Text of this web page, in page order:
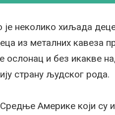
неколико хиљада
из металних кавеза
ослонац и без икакве
страну људског рода.
Америке који су